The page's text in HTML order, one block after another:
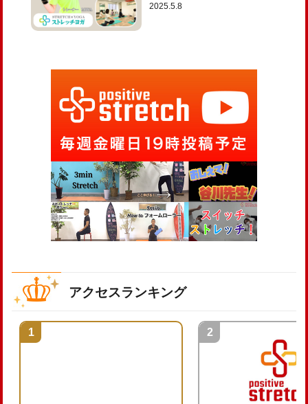
2025.5.8
アクセスランキング